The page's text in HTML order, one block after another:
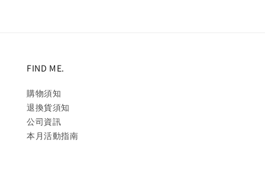
FIND ME.
購物須知
退換貨須知
公司資訊
本月活動指南